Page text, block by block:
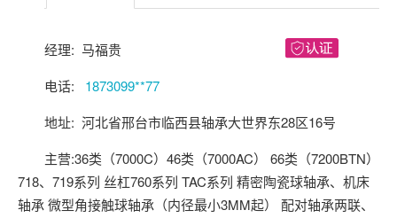
关注后进轴承群
经理: 马福贵
电话: 1873099**77
地址: 河北省邢台市临西县轴承大世界东28区16号
主营:36类（7000C）46类（7000AC） 66类（7200BTN）
718、719系列 丝杠760系列 TAC系列 精密陶瓷球轴承、机床
轴承 微型角接触球轴承（内径最小3MM起） 配对轴承两联、